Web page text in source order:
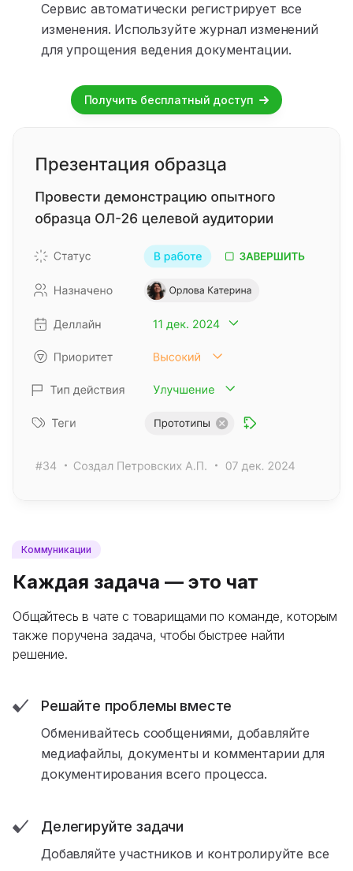
Сервис автоматически регистрирует все
изменения. Используйте журнал изменений
для упрощения ведения документации.
Получить бесплатный доступ
Коммуникации
Каждая задача — это чат
Общайтесь в чате с товарищами по команде, которым
также поручена задача, чтобы быстрее найти
решение.
Решайте проблемы вместе
Обменивайтесь сообщениями, добавляйте
медиафайлы, документы и комментарии для
документирования всего процесса.
Делегируйте задачи
Добавляйте участников и контролируйте все